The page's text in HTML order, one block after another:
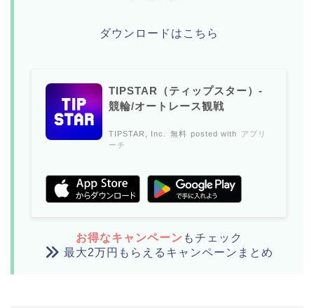
ダウンロードはこちら
TIPSTAR（ティップスター）-
競輪/オートレース観戦
TIPSTAR, Inc. 無料 posted with
アプリ
ーチ
お得なキャンペーン もチェック
最大2万円もらえるキャンペーンまとめ